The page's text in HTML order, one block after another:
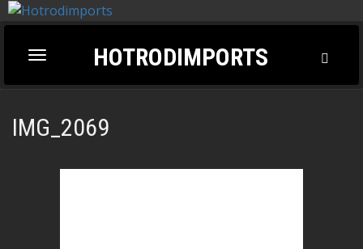
Toggle
navigation
HOTRODIMPORTS
IMG_2069